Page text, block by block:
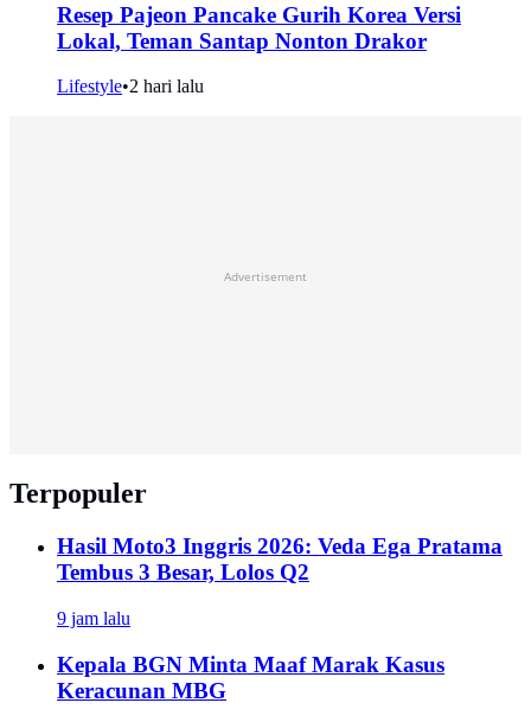
Resep Pajeon Pancake Gurih Korea Versi
Lokal, Teman Santap Nonton Drakor
Lifestyle•2 hari lalu
Advertisement
Terpopuler
Hasil Moto3 Inggris 2026: Veda Ega Pratama
Tembus 3 Besar, Lolos Q2
9 jam lalu
Kepala BGN Minta Maaf Marak Kasus
Keracunan MBG